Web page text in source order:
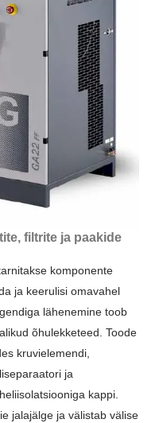
filtrite ja paakide
komponente
ja keerulisi omavahel
lähenemine toob
õhulekketeed. Toode
kruvielemendi,
ja
kappi.
jalajälge ja välistab välise